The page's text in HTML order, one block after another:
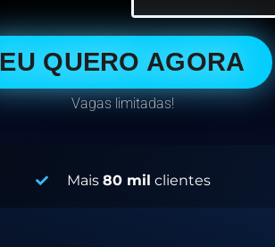
EU QUERO AGORA
Vagas limitadas!
Mais 80 mil clientes